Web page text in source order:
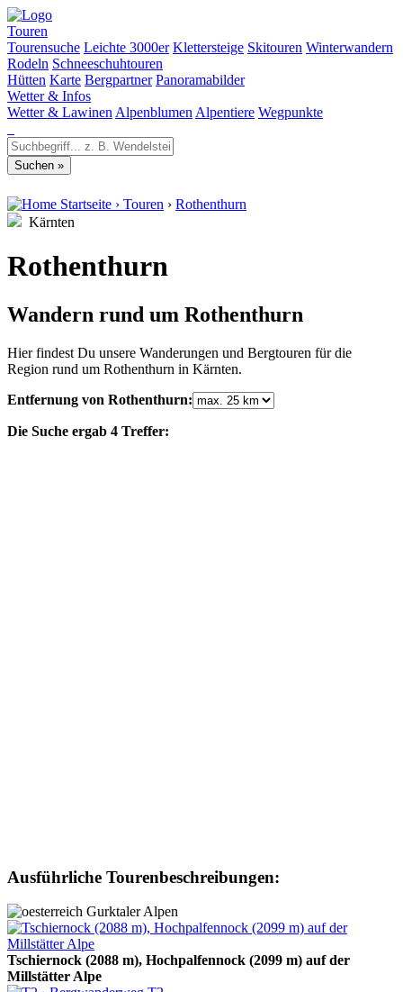
Touren
Tourensuche Leichte 3000er Klettersteige Skitouren Winterwandern
Rodeln Schneeschuhtouren
Hütten Karte Bergpartner Panoramabilder
Wetter & Infos
Wetter & Lawinen Alpenblumen Alpentiere Wegpunkte
Startseite › Touren › Rothenthurn
Kärnten
Rothenthurn
Wandern rund um Rothenthurn
Hier findest Du unsere Wanderungen und Bergtouren für die
Region rund um Rothenthurn in Kärnten.
Entfernung von Rothenthurn:
Die Suche ergab 4 Treffer:
Ausführliche Tourenbeschreibungen:
Gurktaler Alpen
Tschiernock (2088 m), Hochpalfennock (2099 m) auf der
Millstätter Alpe